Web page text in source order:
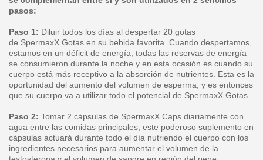
pasos:
Paso 1: Diluir todos los días al despertar 20 gotas
de SpermaxX Gotas en su bebida favorita. Cuando despertamos,
estamos en un déficit de energía, todas las reservas de energía
se consumieron durante la noche y en esta ocasión es cuando su
cuerpo está más receptivo a la absorción de nutrientes. Esta es la
oportunidad del aumento del volumen de esperma, y es entonces
que su cuerpo va a utilizar todo el potencial de SpermaxX Gotas.
Paso 2: Tomar 2 cápsulas de SpermaxX Caps diariamente con
agua entre las comidas principales, este poderoso suplemento en
cápsulas actuará durante todo el día nutriendo el cuerpo con los
ingredientes necesarios para aumentar el volumen de la